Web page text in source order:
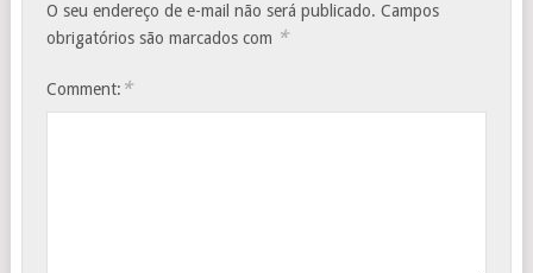
O seu endereço de e-mail não será publicado. Campos
obrigatórios são marcados com *
Comment: *